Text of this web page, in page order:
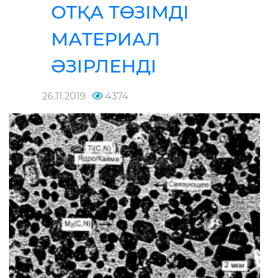
ОТҚА ТӨЗІМДІ
МАТЕРИАЛ
ӘЗІРЛЕНДІ
26.11.2019 4374